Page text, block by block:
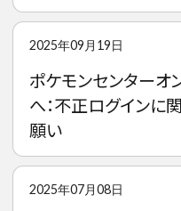
2025年09月19日
ポケモンセンターオ
へ：不正ログインに
願い
2025年07月08日